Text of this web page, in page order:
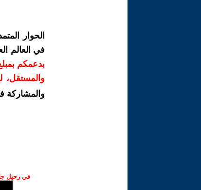
الحوار
في العالم
والمستقل،
والمشاركة
في رحيل